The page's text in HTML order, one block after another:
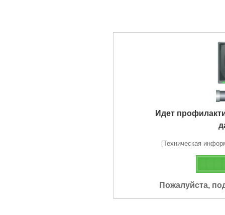
Идет
[Техническая
Пожалуйста,